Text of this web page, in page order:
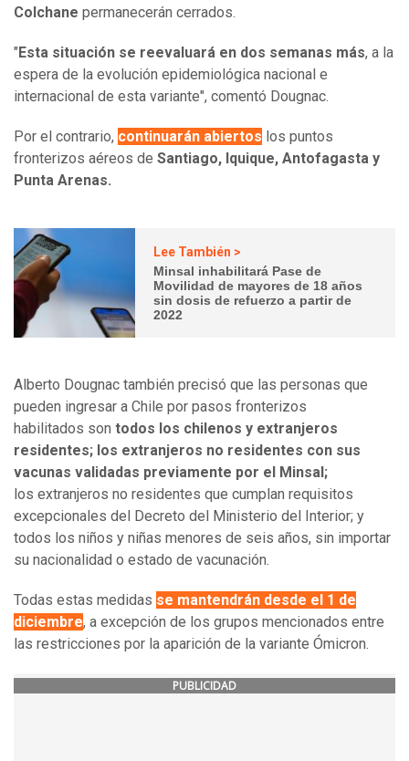
Colchane permanecerán cerrados.
" Esta situación se reevaluará en dos semanas más, a la
espera de la evolución epidemiológica nacional e
internacional de esta variante", comentó Dougnac.
Por el contrario, continuarán abiertos los puntos
fronterizos aéreos de Santiago, Iquique, Antofagasta y
Punta Arenas.
Lee También >
Minsal inhabilitará Pase de
Movilidad de mayores de 18 años
sin dosis de refuerzo a partir de
2022
Alberto Dougnac también precisó que las personas que
pueden ingresar a Chile por pasos fronterizos
habilitados son todos los chilenos y extranjeros
residentes; los extranjeros no residentes con sus
vacunas validadas previamente por el Minsal;
los extranjeros no residentes que cumplan requisitos
excepcionales del Decreto del Ministerio del Interior; y
todos los niños y niñas menores de seis años, sin importar
su nacionalidad o estado de vacunación.
Todas estas medidas se mantendrán desde el 1 de
diciembre, a excepción de los grupos mencionados entre
las restricciones por la aparición de la variante Ómicron.
PUBLICIDAD